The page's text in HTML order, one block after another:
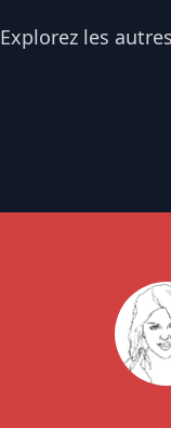
Explorez les